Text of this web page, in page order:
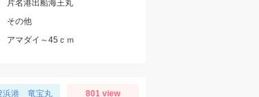
片名港出船海王丸
その他
アマダイ～45ｃｍ
浜港 竜宝丸 801 view